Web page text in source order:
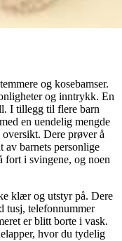
og kosebamser.
og inntrykk. En
I tillegg til flere barn
en uendelig mengde
Dere prøver å
av barnets personlige
fort i svingene, og noen
klær og utstyr på. Dere
tusj, telefonnummer
er blitt borte i vask.
hvor du tydelig